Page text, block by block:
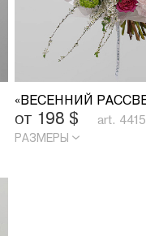
от 198 $ art. 4415
РАЗМЕРЫ